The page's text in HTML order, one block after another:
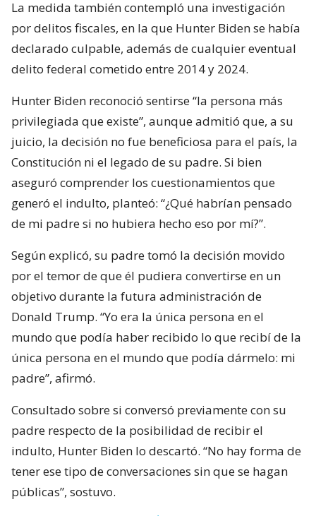
La medida también contempló una investigación
por delitos fiscales, en la que Hunter Biden se había
declarado culpable, además de cualquier eventual
delito federal cometido entre 2014 y 2024.
Hunter Biden reconoció sentirse “la persona más
privilegiada que existe”, aunque admitió que, a su
juicio, la decisión no fue beneficiosa para el país, la
Constitución ni el legado de su padre. Si bien
aseguró comprender los cuestionamientos que
generó el indulto, planteó: “¿Qué habrían pensado
de mi padre si no hubiera hecho eso por mí?”.
Según explicó, su padre tomó la decisión movido
por el temor de que él pudiera convertirse en un
objetivo durante la futura administración de
Donald Trump. “Yo era la única persona en el
mundo que podía haber recibido lo que recibí de la
única persona en el mundo que podía dármelo: mi
padre”, afirmó.
Consultado sobre si conversó previamente con su
padre respecto de la posibilidad de recibir el
indulto, Hunter Biden lo descartó. “No hay forma de
tener ese tipo de conversaciones sin que se hagan
públicas”, sostuvo.